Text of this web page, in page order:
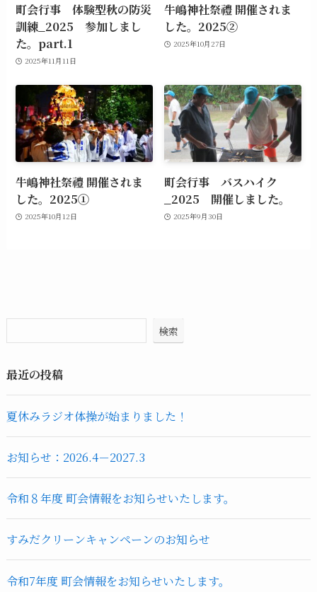
町会行事 体験型秋の防災
訓練_2025 参加しまし
た。part.1
2025年11月11日
牛嶋神社祭禮 開催されま
した。2025②
2025年10月27日
牛嶋神社祭禮 開催されま
した。2025①
2025年10月12日
町会行事 バスハイク
_2025 開催しました。
2025年9月30日
検索
最近の投稿
夏休みラジオ体操が始まりました！
お知らせ：2026.4－2027.3
令和８年度 町会情報をお知らせいたします。
すみだクリーンキャンペーンのお知らせ
令和7年度 町会情報をお知らせいたします。